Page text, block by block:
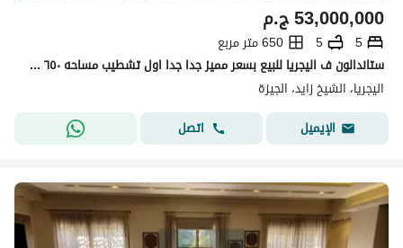
ج.م53,000,000
5
5
650 متر مربع
ستاندالون ف اليجريا للبيع بسعر مميز جدا جدا اول تشطيب مساحه ٦٥٠ متر ارض مكونه من ارضي واول وروف
اليجريا، الشيخ زايد، الجيزة
الإيميل
اتصل